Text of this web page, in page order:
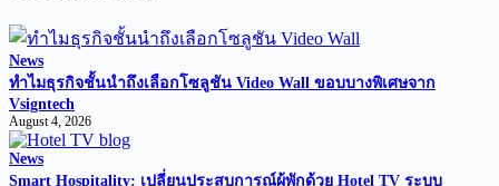
News
ทำไมธุรกิจชั้นนำถึงเลือกโซลูชัน Video Wall ขอบบางพิเศษจาก
Vsigntech
August 4, 2026
News
Smart Hospitality: เปลี่ยนประสบการณ์ผู้พักด้วย Hotel TV ระบบ